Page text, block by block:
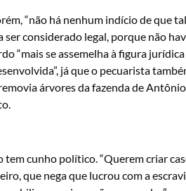
“não há nenhum indício de que
ser considerado legal, porque não
“mais se assemelha à figura
já que o pecuarista
árvores da fazenda de
cunho político. “Querem criar
que nega que lucrou com a